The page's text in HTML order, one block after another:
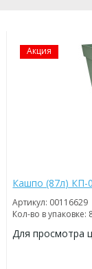
Акция
Кашпо (87л) КП-
Артикул: 00116629
Кол-во в упаковке:
Для просмотра